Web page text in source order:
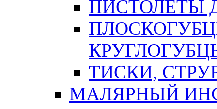
ПИСТОЛЕТЫ
ТИСКИ,
МАЛЯРНЫЙ